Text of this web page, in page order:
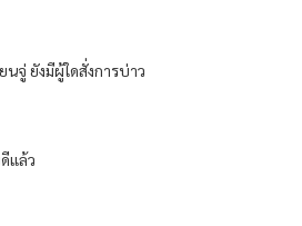
จู่ ยังมีผู้ใดสั่งการบ่าว
แล้ว